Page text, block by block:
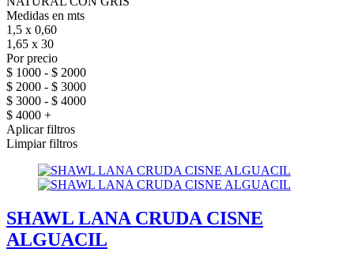
Medidas en mts
1,5 x 0,60
1,65 x 30
Por precio
$ 1000 - $ 2000
$ 2000 - $ 3000
$ 3000 - $ 4000
$ 4000 +
Aplicar filtros
Limpiar filtros
SHAWL LANA CRUDA CISNE
ALGUACIL